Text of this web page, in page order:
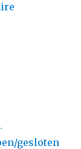
gesloten